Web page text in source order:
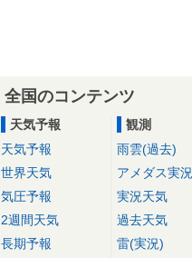
全国のコンテンツ
天気予報
天気予報
世界天気
気圧予報
2週間天気
長期予報
観測
雨雲(過去)
アメダス実況
実況天気
過去天気
雷(実況)